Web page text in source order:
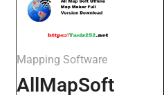
Mapping Software
AllMapSoft